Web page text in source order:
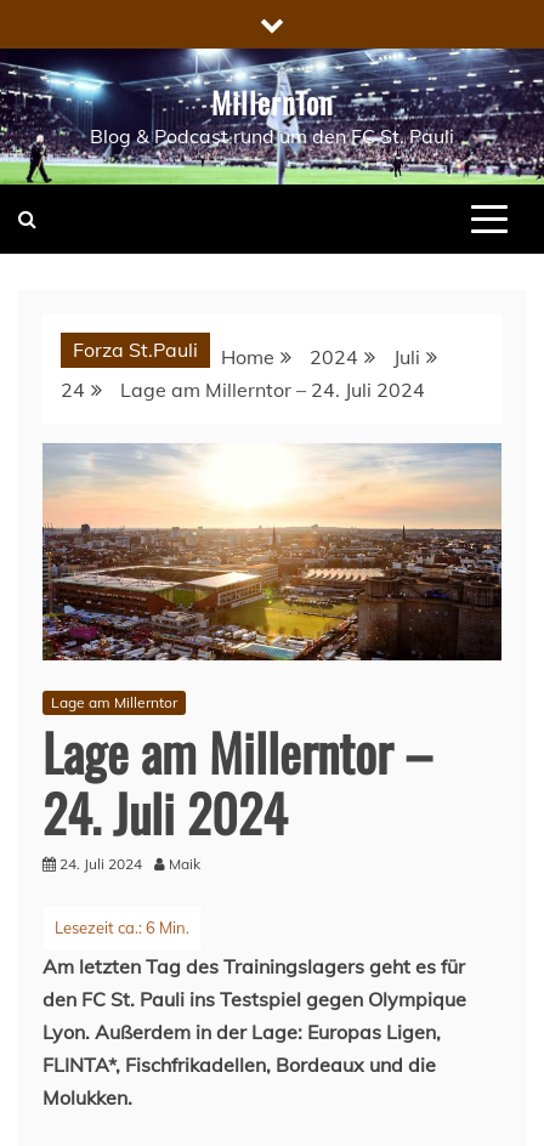
to
content
MillernTon
Blog & Podcast rund um den FC St. Pauli
Forza St.Pauli Home 2024
Juli
24
Lage am Millerntor – 24. Juli 2024
Lage am Millerntor
Lage am Millerntor –
24. Juli 2024
24. Juli 2024 Maik
Am letzten Tag des Trainingslagers geht es für
den FC St. Pauli ins Testspiel gegen Olympique
Lyon. Außerdem in der Lage: Europas Ligen,
FLINTA*, Fischfrikadellen, Bordeaux und die
Molukken.